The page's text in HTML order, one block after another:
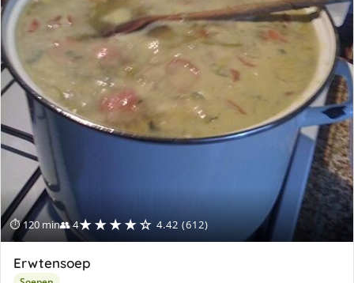
⏱ 120 min👥 4★★★★☆ 4.42 (612)
Erwtensoep